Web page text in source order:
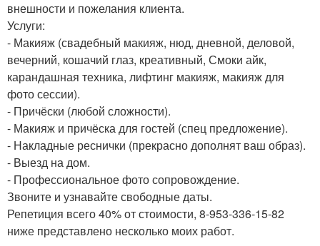
внешности и пожелания клиента.
Услуги:
- Макияж (свадебный макияж, нюд, дневной, деловой,
вечерний, кошачий глаз, креативный, Смоки айк,
карандашная техника, лифтинг макияж, макияж для
фото сессии).
- Причёски (любой сложности).
- Макияж и причёска для гостей (спец предложение).
- Накладные реснички (прекрасно дополнят ваш образ).
- Выезд на дом.
- Профессиональное фото сопровождение.
Звоните и узнавайте свободные даты.
Репетиция всего 40% от стоимости, 8-953-336-15-82
ниже представлено несколько моих работ.